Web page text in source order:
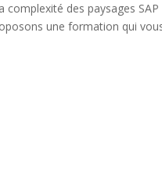
des paysages
une formation qui